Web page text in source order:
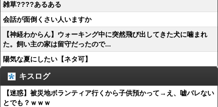
雑草????あるある
会話が面倒くさい人いますか
【神経わからん】ウォーキング中に突然飛び出してきた犬に噛まれ
た。飼い主の家は留守だったので...
陽気な夏にしたい【ネタ可】
キスログ
【迷惑】被災地ボランティア行くから子供預かって→え、嘘バレない
とでも？ｗｗｗ